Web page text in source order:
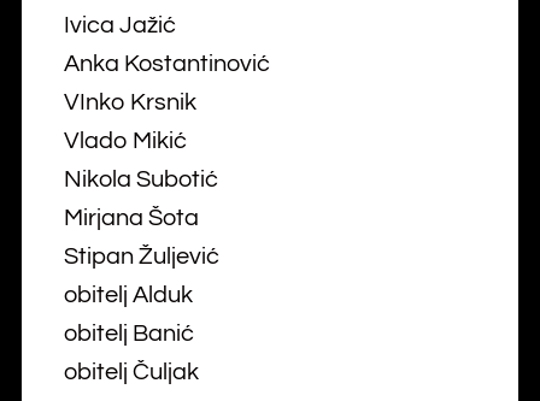
Ivica Jažić
Anka Kostantinović
VInko Krsnik
Vlado Mikić
Nikola Subotić
Mirjana Šota
Stipan Žuljević
obitelj Alduk
obitelj Banić
obitelj Čuljak